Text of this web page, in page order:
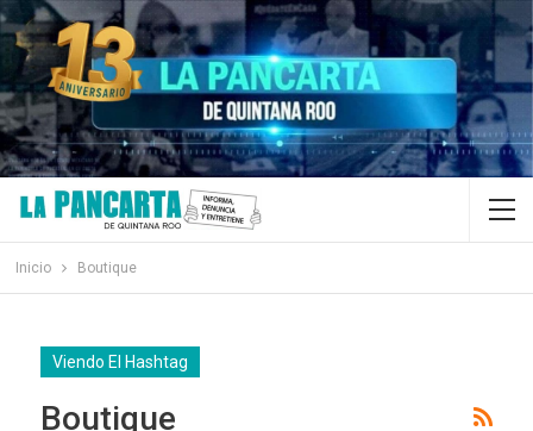
Inicio Boutique
Viendo El Hashtag
Boutique